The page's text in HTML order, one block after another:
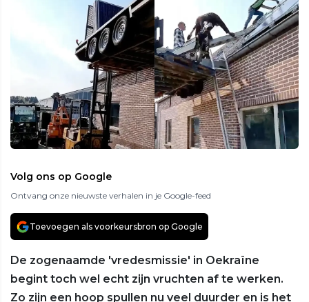
Volg ons op Google
Ontvang onze nieuwste verhalen in je Google-feed
Toevoegen als voorkeursbron op Google
De zogenaamde 'vredesmissie' in Oekraïne
begint toch wel echt zijn vruchten af te werken.
Zo zijn een hoop spullen nu veel duurder en is het